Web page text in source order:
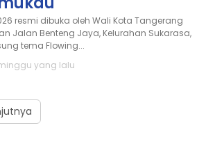
resmi dibuka oleh Wali Kota Tangerang
Jalan Benteng Jaya, Kelurahan Sukarasa,
tema Flowing...
yang lalu